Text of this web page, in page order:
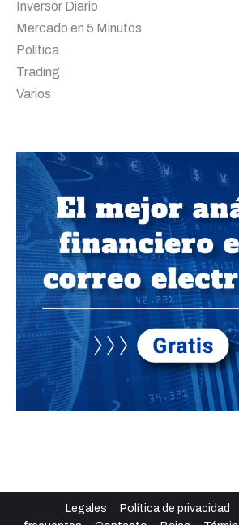
Inversor Diario
Mercado en 5 Minutos
Política
Trading
Varios
Legales Política de privacidad